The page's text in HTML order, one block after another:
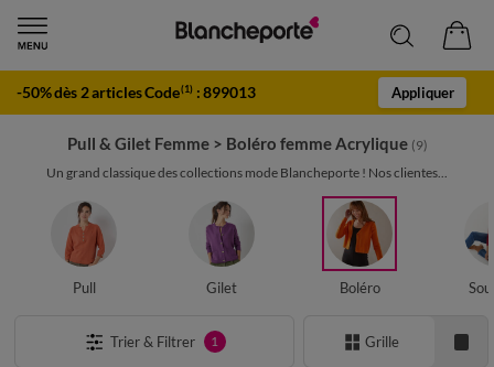
-50% dès 2 articles Code(1) :899013 Appliquer
Pull & Gilet Femme > Boléro femme Acrylique (9)
Un grand classique des collections mode Blancheporte ! Nos clientes...
Pull Gilet Boléro
Trier & Filtrer 1 Grille